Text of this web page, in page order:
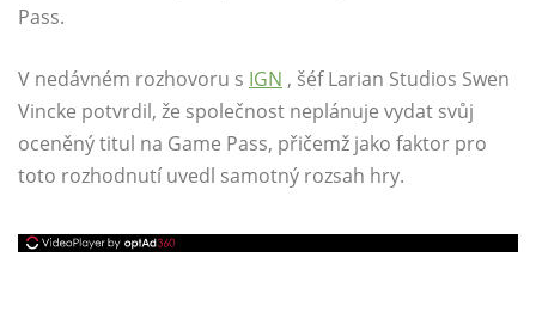
Pass.
V nedávném rozhovoru s IGN , šéf Larian Studios Swen
Vincke potvrdil, že společnost neplánuje vydat svůj
oceněný titul na Game Pass, přičemž jako faktor pro
toto rozhodnutí uvedl samotný rozsah hry.